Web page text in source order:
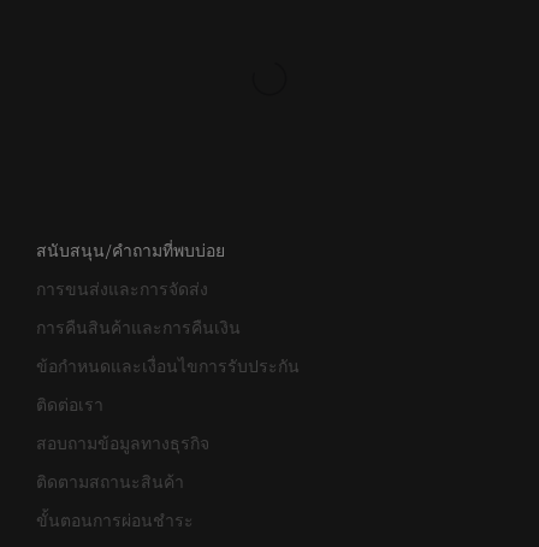
สนับสนุน/คำถามที่พบบ่อย
การขนส่งและการจัดส่ง
การคืนสินค้าและการคืนเงิน
ข้อกำหนดและเงื่อนไขการรับประกัน
ติดต่อเรา
สอบถามข้อมูลทางธุรกิจ
ติดตามสถานะสินค้า
ขั้นตอนการผ่อนชำระ